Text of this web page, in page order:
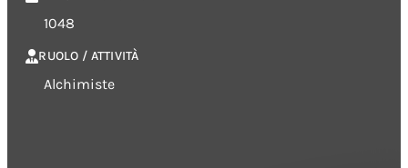
1048
RUOLO / ATTIVITÀ
Alchimiste